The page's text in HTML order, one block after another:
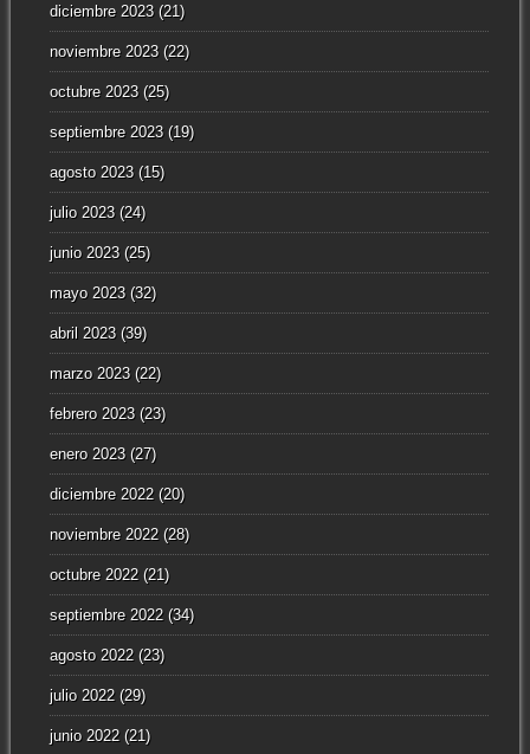
diciembre 2023(21)
noviembre 2023(22)
octubre 2023(25)
septiembre 2023(19)
agosto 2023(15)
julio 2023(24)
junio 2023(25)
mayo 2023(32)
abril 2023(39)
marzo 2023(22)
febrero 2023(23)
enero 2023(27)
diciembre 2022(20)
noviembre 2022(28)
octubre 2022(21)
septiembre 2022(34)
agosto 2022(23)
julio 2022(29)
junio 2022(21)